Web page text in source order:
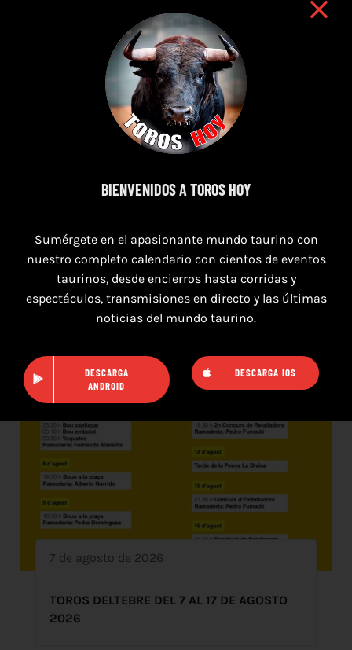
7 de agosto de 2026
TOROS DELTEBRE DEL 7 AL 17 DE AGOSTO
2026
BIENVENIDOS A TOROS HOY
Sumérgete en el apasionante mundo taurino con
nuestro completo calendario con cientos de eventos
taurinos, desde encierros hasta corridas y
espectáculos, transmisiones en directo y las últimas
noticias del mundo taurino.
DESCARGA
ANDROID
DESCARGA IOS